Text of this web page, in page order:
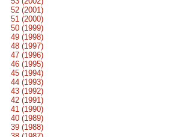
52 (2001)
51 (2000)
50 (1999)
49 (1998)
48 (1997)
47 (1996)
46 (1995)
45 (1994)
44 (1993)
43 (1992)
42 (1991)
41 (1990)
40 (1989)
39 (1988)